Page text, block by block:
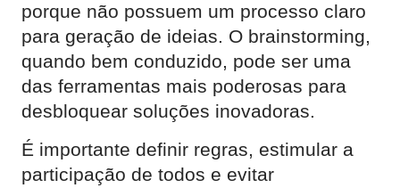
porque não possuem um processo claro
para geração de ideias. O brainstorming,
quando bem conduzido, pode ser uma
das ferramentas mais poderosas para
desbloquear soluções inovadoras.
É importante definir regras, estimular a
participação de todos e evitar